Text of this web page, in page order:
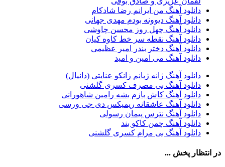
راغب36
رضا شیری36
علی زند وکیلی35
علی عباسی33
علی زارعی33
علی ارشدی33
سینا شعبانخانی32
سیامک عباسی
حمید هیراد32
شهرام شکوهی32
امین رستمی31
احمد صفایی31
یاسر محمودی31
امو بند31
حجت درولی31
رضایا31
دانلود آهنگ من ایرانم رضا شادکام
دانلود آهنگ دیوونه بودم مهدی جهانی
دانلود آهنگ چهل روز محسن چاوشی
دانلود آهنگ نقطه سر خط کاوه کیان
دانلود آهنگ دختر بندر امیر عظیمی
دانلود آهنگ می امین و امید
دانلود آهنگ ژانه ژیانم زانکو عنایتی (دانیال)
دانلود آهنگ بی مصرف کسری گلشنی
دانلود آهنگ کاش بازم بشه رامین شاهورانی
دانلود آهنگ عاشقانه ریمیکس دی جی ورسی
دانلود آهنگ نترس پیمان رسولی
دانلود آهنگ چمن کاکو بند
دانلود آهنگ بی مرام کسری گلشنی
در انتظار پخش ...